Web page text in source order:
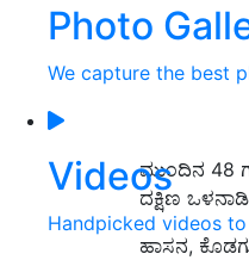
Photo
We capture the best
Videos
Handpicked videos
ಮುಂದಿನ 48
ದಕ್ಷಿಣ
ಹಾಸನ,